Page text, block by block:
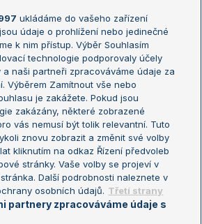
Australian Open
French Open
Wimbledon
US Open
Turnaj mistrů
Turnaj mistryň
ukládáme do vašeho zařízení
údaje o prohlížení nebo jedinečné
k nim přístup. Výběr Souhlasím
technologie podporovaly účely
a naši partneři zpracováváme údaje za
Výběrem Zamítnout vše nebo
je zakážete. Pokud jsou
zakázány, některé zobrazené
vás nemusí být tolik relevantní. Tuto
znovu zobrazit a změnit své volby
kliknutím na odkaz Řízení předvoleb
stránky. Vaše volby se projeví v
Další podrobnosti naleznete v
osobních údajů. Třetí strany
partnery zpracováváme údaje s